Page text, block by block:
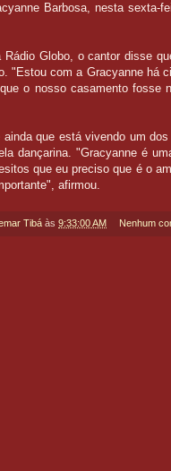
Barbosa, nesta sexta-
Rádio Globo, o cantor disse
"Estou com a Gracyanne há
o nosso casamento fosse
que está vivendo um
dançarina. "Gracyanne é
que eu preciso que é o
afirmou.
Tibá às 9:33:00 AM Nenhum